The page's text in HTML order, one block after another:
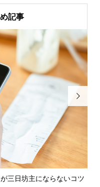
記事
三日坊主にならないコツ
